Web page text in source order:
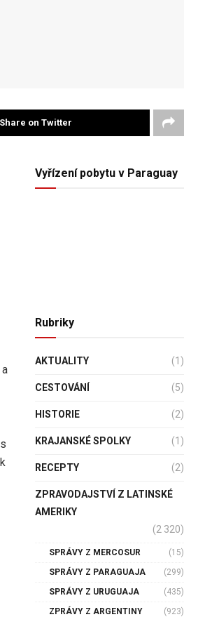
Share on Twitter
Vyřízení pobytu v Paraguay
Rubriky
AKTUALITY (1)
CESTOVÁNÍ (5)
HISTORIE (2)
KRAJANSKÉ SPOLKY (1)
RECEPTY (2)
ZPRAVODAJSTVÍ Z LATINSKÉ
AMERIKY
(2 320)
SPRÁVY Z MERCOSUR
(15)
SPRÁVY Z PARAGUAJA
(299)
SPRÁVY Z URUGUAJA
(435)
ZPRÁVY Z ARGENTINY
(923)